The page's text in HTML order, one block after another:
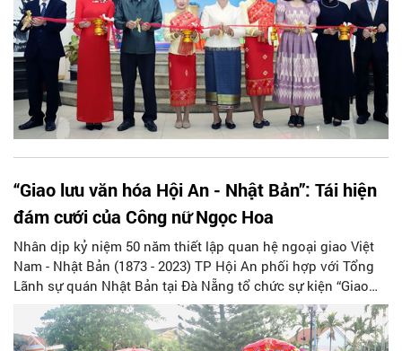
“Giao lưu văn hóa Hội An - Nhật Bản”: Tái hiện
đám cưới của Công nữ Ngọc Hoa
Nhân dịp kỷ niệm 50 năm thiết lập quan hệ ngoại giao Việt
Nam - Nhật Bản (1873 - 2023) TP Hội An phối hợp với Tổng
Lãnh sự quán Nhật Bản tại Đà Nẵng tổ chức sự kiện “Giao
lưu Văn hóa Hội An - Nhật Bản”.